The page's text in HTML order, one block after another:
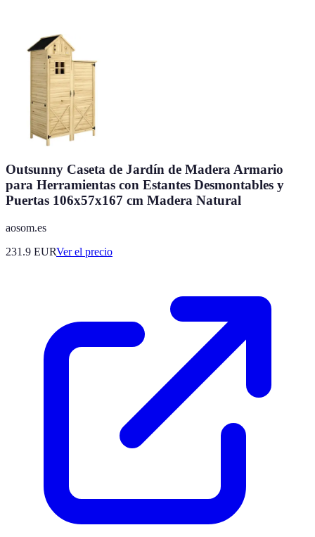
Outsunny Caseta de Jardín de Madera Armario
para Herramientas con Estantes Desmontables y
Puertas 106x57x167 cm Madera Natural
aosom.es
231.9 EURVer el precio